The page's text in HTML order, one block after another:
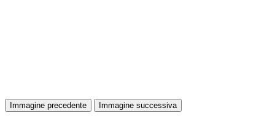
Immagine precedente Immagine successiva